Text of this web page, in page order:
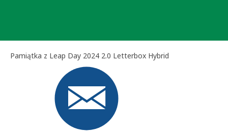
Pamiątka z Leap Day 2024 2.0 Letterbox Hybrid